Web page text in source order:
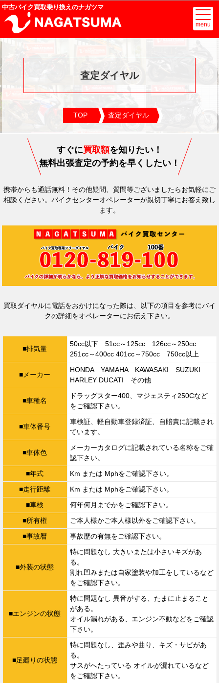
中古バイク買取乗り換えのナガツマ
menu
査定ダイヤル
TOP 査定ダイヤル
すぐに買取額を知りたい！
無料出張査定の予約を早くしたい！
携帯からも通話無料！ その他疑問、質問等ございましたらお気軽にご
相談ください。 バイクセンターオペレーターが親切丁寧にお答え致し
ます。
買取ダイヤルに電話をおかけになった際は、 以下の項目を参考にバイ
クの詳細をオペレーターにお伝え下さい。
■排気量
50cc以下 51cc～125cc 126cc～250cc
251cc～400cc 401cc～750cc 750cc以上
■メーカー
HONDA YAMAHA KAWASAKI SUZUKI
HARLEY DUCATI その他
■車種名
ドラッグスター400、マジェスティ250Cなど
をご確認下さい。
■車体番号
車検証、軽自動車登録済証、自賠責に記載され
ています。
■車体色
メーカーカタログに記載されている名称をご確
認下さい。
■年式
Km または Mphをご確認下さい。
■走行距離
Km または Mphをご確認下さい。
■車検
何年何月までかをご確認下さい。
■所有権
ご本人様かご本人様以外をご確認下さい。
■事故暦
事故歴の有無をご確認下さい。
■外装の状態
特に問題なし 大きいまたは小さいキズがあ
る。
割れ凹みまたは自家塗装や加工をしているなど
をご確認下さい。
■エンジンの状態
特に問題なし 異音がする、たまに止まること
がある。
オイル漏れがある、エンジン不動などをご確認
下さい。
■足廻りの状態
特に問題なし、歪みや曲り、キズ・サビがあ
る。
サスがへたっている オイルが漏れているなど
をご確認下さい。